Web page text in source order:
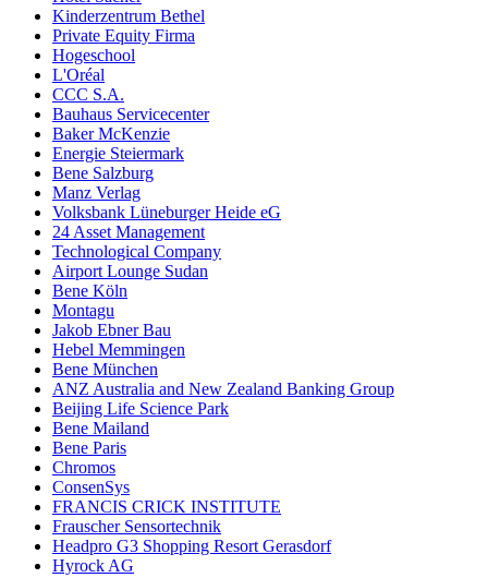
Kinderzentrum Bethel
Private Equity Firma
Hogeschool
L'Oréal
CCC S.A.
Bauhaus Servicecenter
Baker McKenzie
Energie Steiermark
Bene Salzburg
Manz Verlag
Volksbank Lüneburger Heide eG
24 Asset Management
Technological Company
Airport Lounge Sudan
Bene Köln
Montagu
Jakob Ebner Bau
Hebel Memmingen
Bene München
ANZ Australia and New Zealand Banking Group
Beijing Life Science Park
Bene Mailand
Bene Paris
Chromos
ConsenSys
FRANCIS CRICK INSTITUTE
Frauscher Sensortechnik
Headpro G3 Shopping Resort Gerasdorf
Hyrock AG